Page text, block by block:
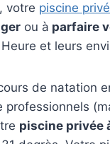
, votre piscine
ou à parfaire
et leurs
de natation
professionnels
piscine privée